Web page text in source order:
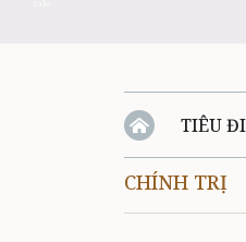
TIÊU
QUỐC
CHÍNH TRỊ